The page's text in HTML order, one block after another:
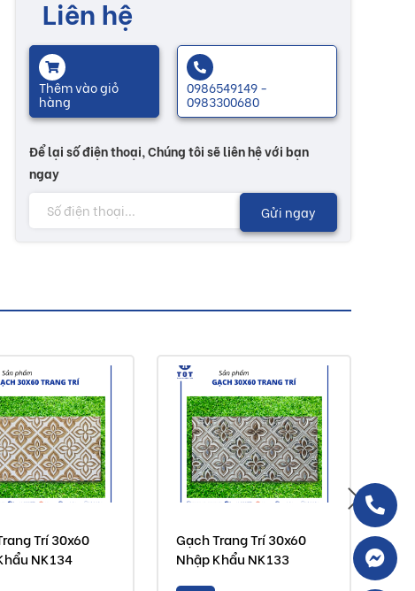
Liên hệ
Thêm vào giỏ
hàng
0986549149 -
0983300680
Để lại số điện thoại, Chúng tôi sẽ liên hệ với bạn
ngay
Gửi ngay
Trí 30x60
NK134
Gạch Trang Trí 30x60
Nhập Khẩu NK133